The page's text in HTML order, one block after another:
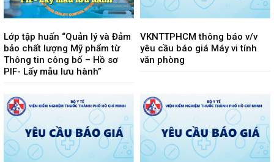
Lớp tập huấn “Quản lý và Đảm
bảo chất lượng Mỹ phẩm từ
Thông tin công bố – Hồ sơ
PIF- Lấy mẫu lưu hành”
VKNTTPHCM thông báo v/v
yêu cầu báo giá Máy vi tính
văn phòng